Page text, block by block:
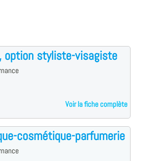
option styliste-visagiste
Voir la fiche complète
cosmétique-parfumerie